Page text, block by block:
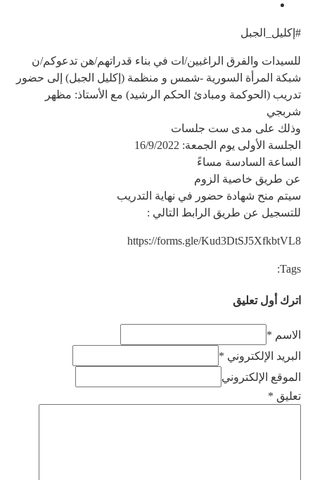
#إكليل_الجبل
للسيدات والفرق الراغبين/ات في بناء قدراتهم/هن تدعوكم/ن
شبكة المرأة السورية -شمس و منظمة (إكليل الجبل) إلى حضور
تدريب (الحوكمة ومبادئ الحكم الرشيد) مع الأستاذ: مظهر
شربجي
وذلك على مدى ست جلسات
الجلسة الأولى يوم الجمعة: 16/9/2022
الساعة السادسة مساءً
عن طريق خاصية الزوم
سيتم منح شهادة حضور في نهاية التدريب
للتسجيل عن طريق الرابط التالي :
https://forms.gle/Kud3DtSJ5XfkbtVL8
Tags:
اترك أول تعليق
الاسم *
البريد الإلكتروني *
الموقع الإلكتروني
تعليق *